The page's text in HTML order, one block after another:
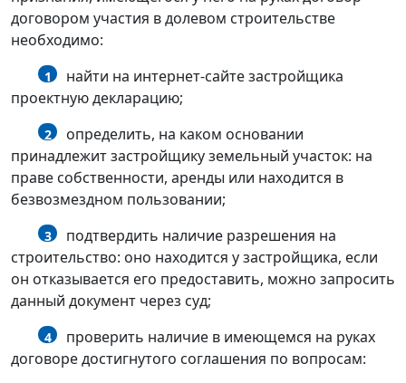
договором участия в долевом строительстве
необходимо:
1
найти на интернет-сайте застройщика
проектную декларацию;
2
определить, на каком основании
принадлежит застройщику земельный участок: на
праве собственности, аренды или находится в
безвозмездном пользовании;
3
подтвердить наличие разрешения на
строительство: оно находится у застройщика, если
он отказывается его предоставить, можно запросить
данный документ через суд;
4
проверить наличие в имеющемся на руках
договоре достигнутого соглашения по вопросам: